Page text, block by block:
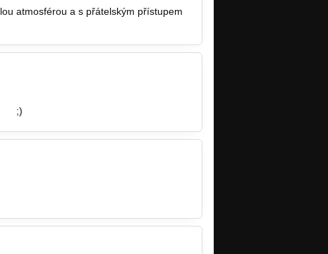
atmosférou a s přátelským přístupem
;)